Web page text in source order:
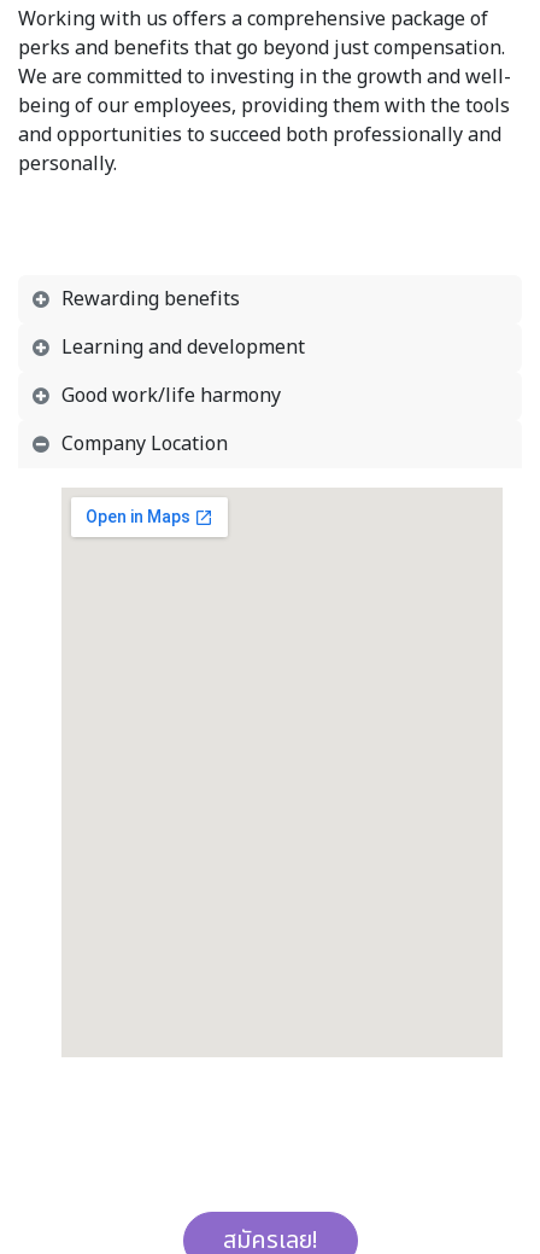
Working with us offers a comprehensive package of
perks and benefits that go beyond just compensation.
We are committed to investing in the growth and well-
being of our employees, providing them with the tools
and opportunities to succeed both professionally and
personally.
Rewarding benefits
Learning and development
Good work/life harmony
Company Location
สมัครเลย!